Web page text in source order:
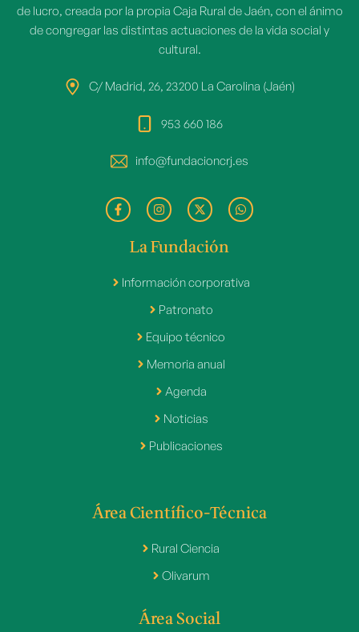
de lucro, creada por la propia Caja Rural de Jaén, con el ánimo
de congregar las distintas actuaciones de la vida social y
cultural.
C/ Madrid, 26, 23200 La Carolina (Jaén)
953 660 186
info@fundacioncrj.es
La Fundación
Información corporativa
Patronato
Equipo técnico
Memoria anual
Agenda
Noticias
Publicaciones
Área Científico-Técnica
Rural Ciencia
Olivarum
Área Social